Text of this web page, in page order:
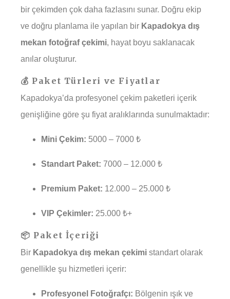
bir çekimden çok daha fazlasını sunar. Doğru ekip
ve doğru planlama ile yapılan bir Kapadokya dış
mekan fotoğraf çekimi, hayat boyu saklanacak
anılar oluşturur.
💰 Paket Türleri ve Fiyatlar
Kapadokya’da profesyonel çekim paketleri içerik
genişliğine göre şu fiyat aralıklarında sunulmaktadır:
Mini Çekim: 5000 – 7000 ₺
Standart Paket: 7000 – 12.000 ₺
Premium Paket: 12.000 – 25.000 ₺
VIP Çekimler: 25.000 ₺+
📦 Paket İçeriği
Bir Kapadokya dış mekan çekimi standart olarak
genellikle şu hizmetleri içerir:
Profesyonel Fotoğrafçı: Bölgenin ışık ve